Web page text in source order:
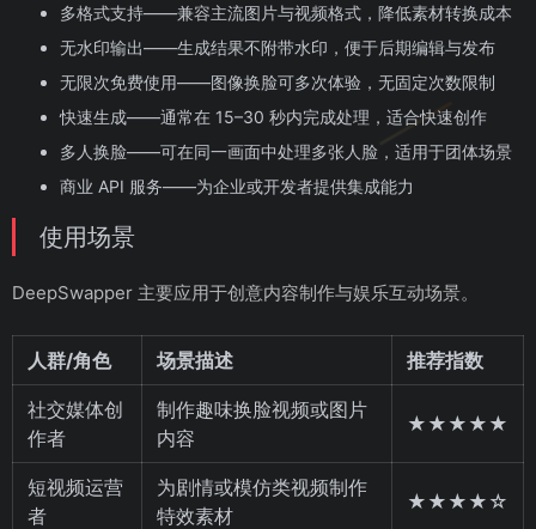
多格式支持——兼容主流图片与视频格式，降低素材转换成本
无水印输出——生成结果不附带水印，便于后期编辑与发布
无限次免费使用——图像换脸可多次体验，无固定次数限制
快速生成——通常在 15–30 秒内完成处理，适合快速创作
多人换脸——可在同一画面中处理多张人脸，适用于团体场景
商业 API 服务——为企业或开发者提供集成能力
使用场景
DeepSwapper 主要应用于创意内容制作与娱乐互动场景。
人群/角色 场景描述 推荐指数
社交媒体创
作者
制作趣味换脸视频或图片
内容
★★★★★
短视频运营
者
为剧情或模仿类视频制作
特效素材
★★★★☆